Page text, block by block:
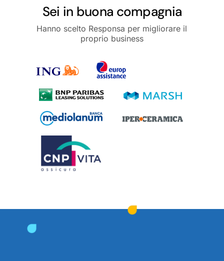
Sei in buona compagnia
Hanno scelto Responsa per migliorare il
proprio business